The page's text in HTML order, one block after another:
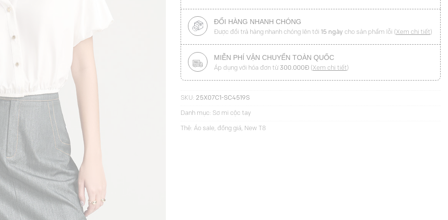
ĐỔI HÀNG NHANH CHÓNG
Được đổi trả hàng nhanh chóng lên tới 15 ngày cho sản phẩm lỗi (Xem chi tiết)
MIỄN PHÍ VẬN CHUYỂN TOÀN QUỐC
Áp dụng với hóa đơn từ 300.000Đ(Xem chi tiết)
SKU: 25X07C1-SC4519S
Danh mục: Sơ mi cộc tay
Thẻ: Áo sale đồng giá New T8